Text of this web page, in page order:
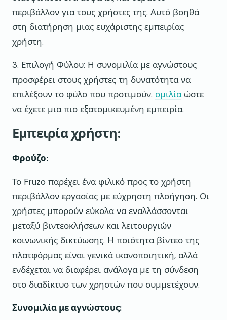
περιβάλλον για τους χρήστες της. Αυτό βοηθά
στη διατήρηση μιας ευχάριστης εμπειρίας
χρήστη.
3. Επιλογή Φύλου: Η συνομιλία με αγνώστους
προσφέρει στους χρήστες τη δυνατότητα να
επιλέξουν το φύλο που προτιμούν. ομιλίαώστε
να έχετε μια πιο εξατομικευμένη εμπειρία.
Εμπειρία χρήστη:
Φρούζο:
Το Fruzo παρέχει ένα φιλικό προς το χρήστη
περιβάλλον εργασίας με εύχρηστη πλοήγηση. Οι
χρήστες μπορούν εύκολα να εναλλάσσονται
μεταξύ βιντεοκλήσεων και λειτουργιών
κοινωνικής δικτύωσης. Η ποιότητα βίντεο της
πλατφόρμας είναι γενικά ικανοποιητική, αλλά
ενδέχεται να διαφέρει ανάλογα με τη σύνδεση
στο διαδίκτυο των χρηστών που συμμετέχουν.
Συνομιλία με αγνώστους: